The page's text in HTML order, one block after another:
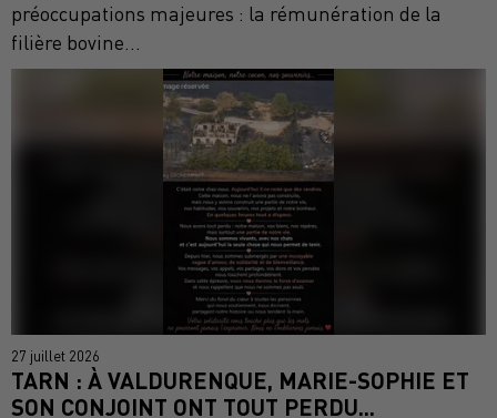
préoccupations majeures : la rémunération de la
filière bovine...
27 juillet 2026
TARN : À VALDURENQUE, MARIE-SOPHIE ET
SON CONJOINT ONT TOUT PERDU...